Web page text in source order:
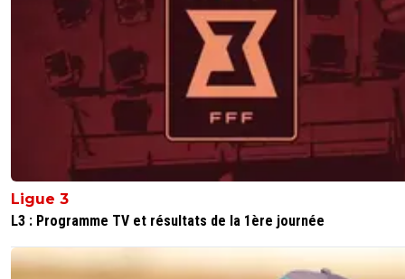
Ligue 3
L3 : Programme TV et résultats de la 1ère journée